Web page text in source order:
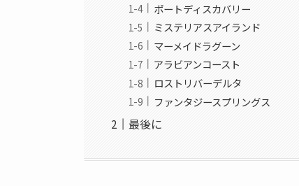
ポートディスカバリー
ミステリアスアイランド
マーメイドラグーン
アラビアンコースト
ロストリバーデルタ
ファンタジースプリングス
最後に